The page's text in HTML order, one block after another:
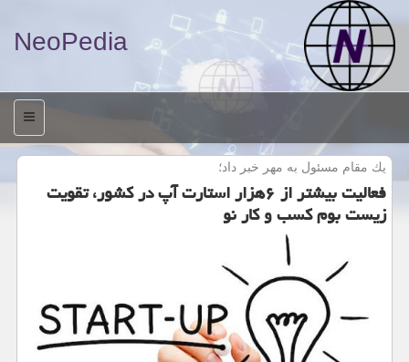
NeoPedia
منو
یك مقام مسئول به مهر خبر داد؛
فعالیت بیشتر از ۶هزار استارت آپ در كشور، تقویت
زیست بوم كسب و كار نو